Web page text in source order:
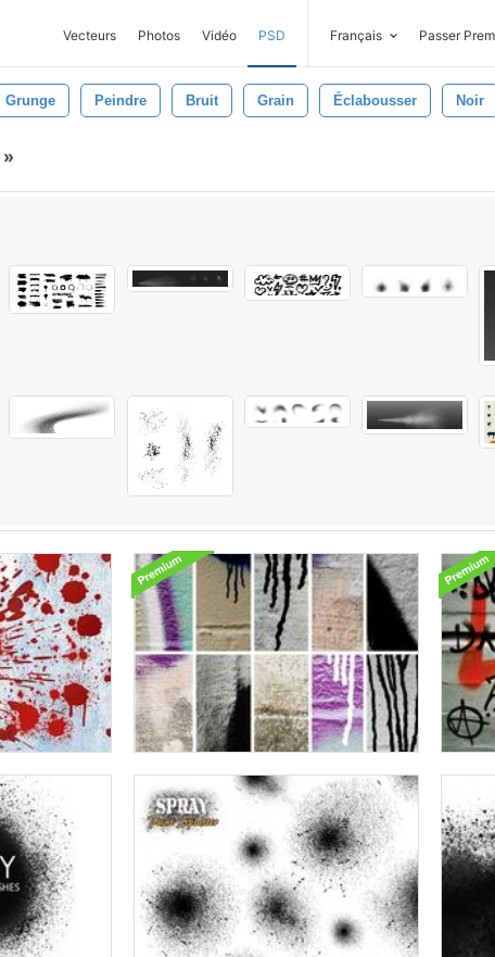
Vecteurs Photos Vidéo PSD Français Passer
Grunge Peindre Bruit Grain Éclabousser Noir